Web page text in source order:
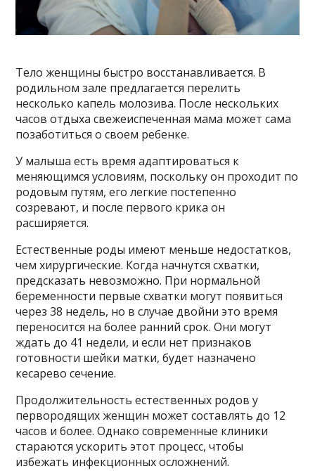
Тело женщины быстро восстанавливается. В
родильном зале предлагается перелить
несколько капель молозива. После нескольких
часов отдыха свежеиспеченная мама может сама
позаботиться о своем ребенке.
У малыша есть время адаптироваться к
меняющимся условиям, поскольку он проходит по
родовым путям, его легкие постепенно
созревают, и после первого крика он
расширяется.
Естественные роды имеют меньше недостатков,
чем хирургические. Когда начнутся схватки,
предсказать невозможно. При нормальной
беременности первые схватки могут появиться
через 38 недель, но в случае двойни это время
переносится на более ранний срок. Они могут
ждать до 41 недели, и если нет признаков
готовности шейки матки, будет назначено
кесарево сечение.
Продолжительность естественных родов у
первородящих женщин может составлять до 12
часов и более. Однако современные клиники
стараются ускорить этот процесс, чтобы
избежать инфекционных осложнений.